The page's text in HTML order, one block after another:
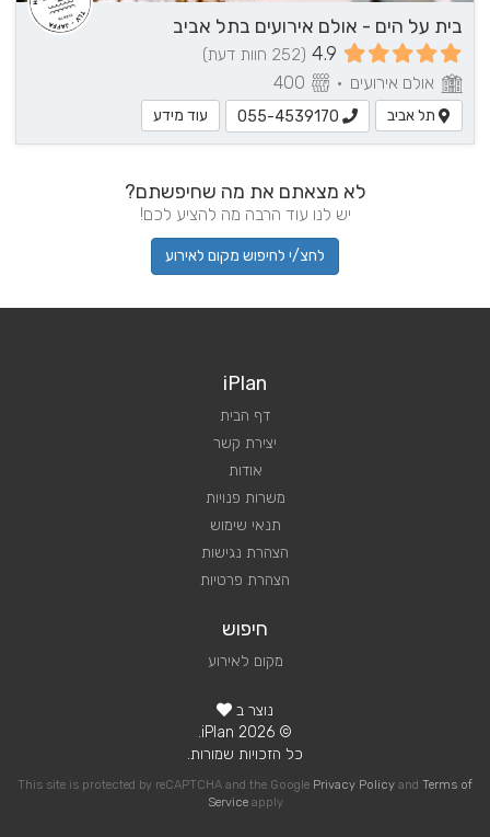
בית על הים - אולם אירועים בתל אביב
4.9 (252 חוות דעת)
אולם אירועים •
תל אביב 055-4539170 עוד מידע
לא מצאתם את מה שחיפשתם?
יש לנו עוד הרבה מה להציע לכם!
לחצ/י לחיפוש מקום לאירוע
iPlan
דף הבית
יצירת קשר
אודות
משרות פנויות
תנאי שימוש
הצהרת נגישות
הצהרת פרטיות
חיפוש
מקום לאירוע
נוצר ב
© 2026 iPlan.
כל הזכויות שמורות.
This site is protected by reCAPTCHA and the Google Privacy Policy and Terms of
Serviceapply